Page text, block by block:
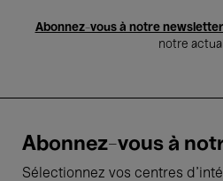
Abonnez-vous à notre newsletter
notre
Abonnez-vous à
Sélectionnez vos centres